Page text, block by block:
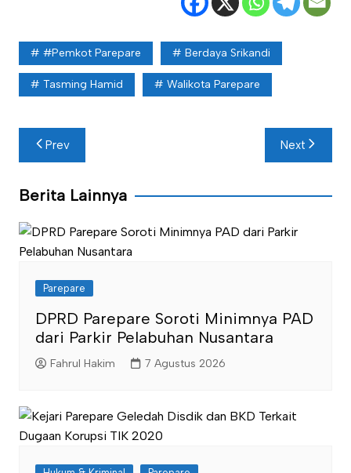
#Pemkot Parepare Berdaya Srikandi
Tasming Hamid Walikota Parepare
Navigasi
pos
Prev Next
Berita Lainnya
Parepare
DPRD Parepare Soroti Minimnya PAD
dari Parkir Pelabuhan Nusantara
Fahrul Hakim 7 Agustus 2026